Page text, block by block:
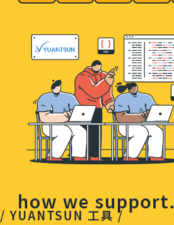
how we support.
/ YUANTSUN 工具 /